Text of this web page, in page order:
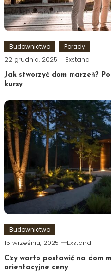
Budownictwo Porady
22 grudnia, 2025 Exstand
Jak stworzyć dom marzeń?
kursy
Budownictwo
15 września, 2025 Exstand
Czy warto postawić na dom
orientacyjne ceny